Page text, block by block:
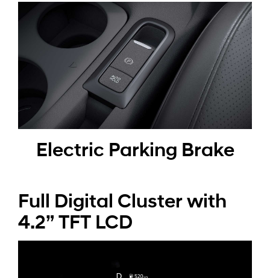
Electric Parking Brake
Full Digital Cluster with
4.2” TFT LCD